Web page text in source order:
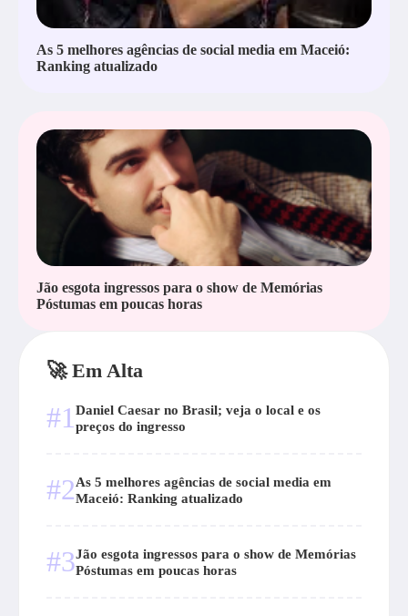
As 5 melhores agências de social media em Maceió:
Ranking atualizado
Jão esgota ingressos para o show de Memórias
Póstumas em poucas horas
🚀 Em Alta
#1 Daniel Caesar no Brasil; veja o local e os
preços do ingresso
#2As 5 melhores agências de social media em
Maceió: Ranking atualizado
#3Jão esgota ingressos para o show de Memórias
Póstumas em poucas horas